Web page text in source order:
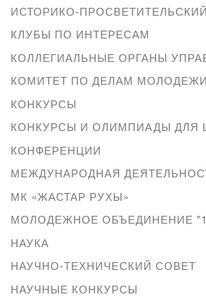
ИСТОРИКО-
КЛУБЫ ПО ИНТЕРЕСАМ
КОЛЛЕГИАЛЬНЫЕ ОРГАНЫ
КОМИТЕТ ПО ДЕЛАМ МОЛОДЕЖИ
КОНКУРСЫ
КОНКУРСЫ И ОЛИМПИАДЫ ДЛЯ
КОНФЕРЕНЦИИ
МЕЖДУНАРОДНАЯ
МК «ЖАСТАР РУХЫ»
МОЛОДЕЖНОЕ ОБЪЕДИНЕНИЕ
НАУКА
НАУЧНО-ТЕХНИЧЕСКИЙ СОВЕТ
НАУЧНЫЕ КОНКУРСЫ